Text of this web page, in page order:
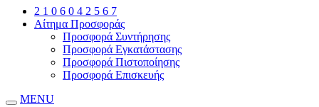
2 1 0 6 0 4 2 5 6 7
Αίτημα Προσφοράς
Προσφορά Συντήρησης
Προσφορά Εγκατάστασης
Προσφορά Πιστοποίησης
Προσφορά Επισκευής
MENU